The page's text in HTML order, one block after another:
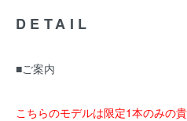
DETAIL
■ご案内
こちらのモデルは限定1本のみの